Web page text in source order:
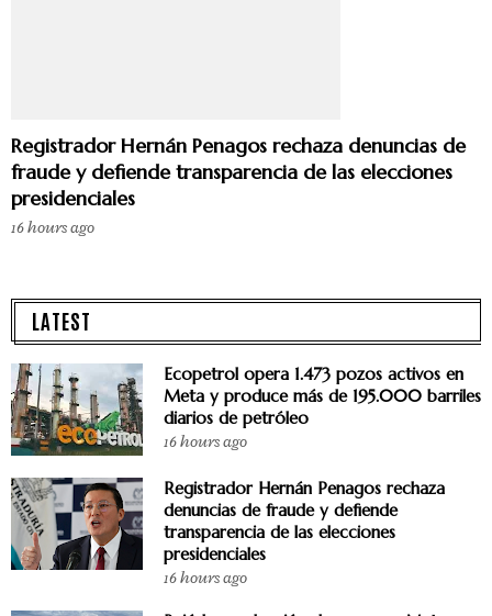
Registrador Hernán Penagos rechaza denuncias de
fraude y defiende transparencia de las elecciones
presidenciales
16 hours ago
LATEST
Ecopetrol opera 1.473 pozos activos en
Meta y produce más de 195.000 barriles
diarios de petróleo
16 hours ago
Registrador Hernán Penagos rechaza
denuncias de fraude y defiende
transparencia de las elecciones
presidenciales
16 hours ago